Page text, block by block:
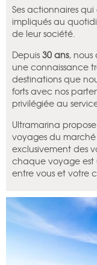
Ses actionnaires
impliqués au
de leur société.
Depuis 30 ans, nous
une connaissance
destinations que
forts avec nos
privilégiée au
Ultramarina propose
voyages du marché
exclusivement des
chaque voyage est
entre vous et votre